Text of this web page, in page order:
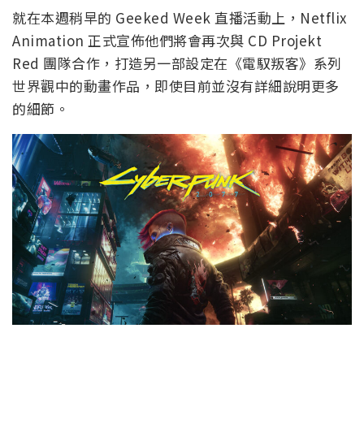
就在本週稍早的 Geeked Week 直播活動上，Netflix
Animation 正式宣佈他們將會再次與 CD Projekt
Red 團隊合作，打造另一部設定在《電馭叛客》系列
世界觀中的動畫作品，即使目前並沒有詳細說明更多
的細節。